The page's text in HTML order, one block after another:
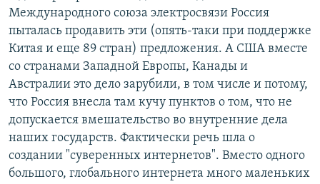
Международного союза электросвязи Россия
пыталась продавить эти (опять-таки при поддержке
Китая и еще 89 стран) предложения. А США вместе
со странами Западной Европы, Канады и
Австралии это дело зарубили, в том числе и потому,
что Россия внесла там кучу пунктов о том, что не
допускается вмешательство во внутренние дела
наших государств. Фактически речь шла о
создании "суверенных интернетов". Вместо одного
большого, глобального интернета много маленьких